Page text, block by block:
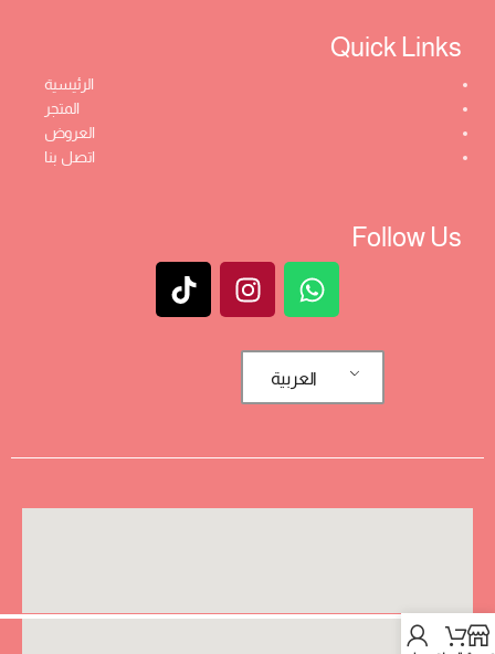
Quick Links​
الرئيسية
المتجر
العروض
اتصل بنا
Follow Us
العربية